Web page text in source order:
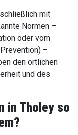
mit
Normen –
oder vom
–
den örtlichen
und des
in Tholey so